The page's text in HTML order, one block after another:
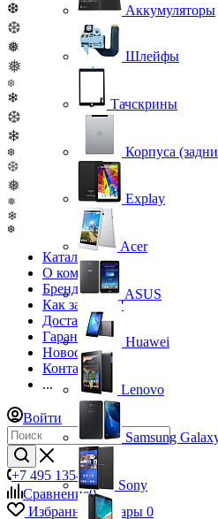
❆
❆
❅
❅
❆
❄
❆
❄
❆
❆
❅
❅
❄
❆
Каталог
О компании
Бренды
Как заказать?
Доставка
Гарантия
Новости
Контакты
...
Войти
+7 495 135-39-43
Сравнение0
Избранные товары 0
Аккумуляторы
Шлейфы
Тачскрины
Корпуса
Explay
Acer
ASUS
Huawei
Lenovo
Samsung
Sony